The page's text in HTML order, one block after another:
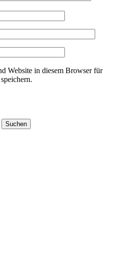
Website in diesem Browser für